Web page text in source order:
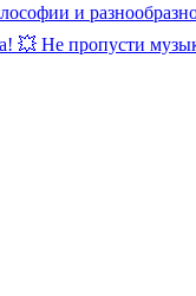
и
Не пропусти